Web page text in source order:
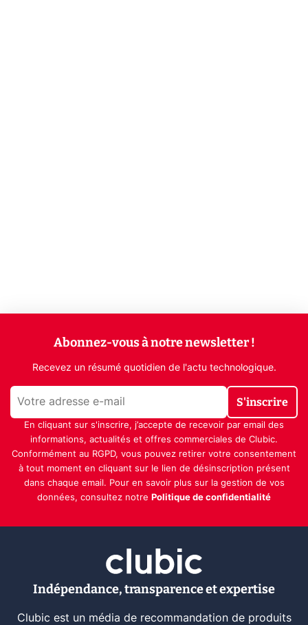
Abonnez-vous à notre newsletter !
Recevez un résumé quotidien de l'actu technologique.
S'inscrire
En cliquant sur s'inscrire, j’accepte de recevoir par email des
informations, actualités et offres commerciales de Clubic.
Conformément au RGPD, vous pouvez retirer votre consentement
à tout moment en cliquant sur le lien de désinscription présent
dans chaque email. Pour en savoir plus sur la gestion de vos
données, consultez notre Politique de confidentialité
Indépendance, transparence et expertise
Clubic est un média de recommandation de produits